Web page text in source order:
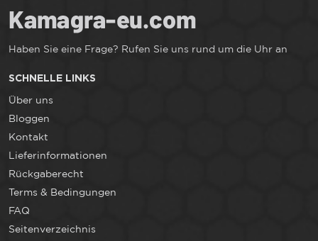
Haben Sie eine Frage? Rufen Sie uns rund um die Uhr an
SCHNELLE LINKS
Über uns
Bloggen
Kontakt
Lieferinformationen
Rückgaberecht
Terms & Bedingungen
FAQ
Seitenverzeichnis